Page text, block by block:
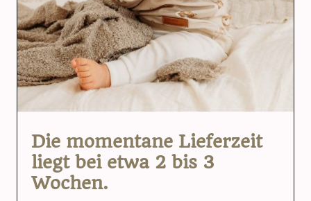
Die momentane Lieferzeit
liegt bei etwa 2 bis 3
Wochen.